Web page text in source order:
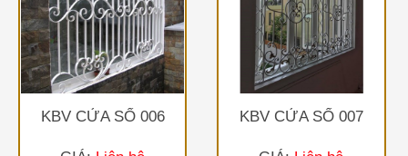
KBV CỬA SỔ 006 KBV CỬA SỔ 007